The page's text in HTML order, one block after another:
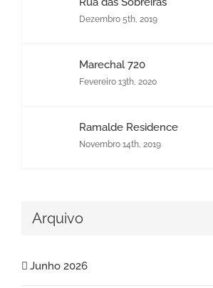
Dezembro 5th, 2019
Marechal 720
Fevereiro 13th, 2020
Ramalde Residence
Novembro 14th, 2019
Arquivo
Junho 2026